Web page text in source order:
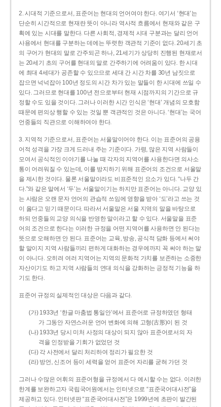
2. 시대적 기준으로서, 표준어는 현대의 언어여야 한다. 여기서 ‘현대’는
단순히 시간적으로 현재란 뜻이 아니라 역사적 흐름에서 현재와 같은 구
획에 있는 시대를 말한다. 다른 사회적, 경제적 시대 구분과는 달리 언어
사용에서 현대를 구분하는 데에는 뚜렷한 객관적 기준이 없다. 20세기 초
의 구어가 현대의 말로 간주되곤 하나, 21세기가 상당히 진행된 현재로서
는 20세기 초의 구어를 현대의 말로 간주하기에 어려움이 있다. 한 시대
에 최대 4세대가 공존할 수 있으므로 세대 간 시간 차를 30년 남짓으로
잡으면 넉넉잡아 100년 정도의 시간 차가 있는 말들이 한 시대에 쓰일 수
있다. 그러므로 현대를 100년 전으로부터 현재 시점까지의 기간으로 규
정할 수도 있을 것이다. 그러나 이러한 시간 인식은 ‘현대’ 개념의 모호함
때문에 편의상 행할 수 있는 것일 뿐 객관적인 것은 아니다. ‘현대’는 국어
언중들의 직관으로 이해하여야 한다.
3. 지역적 기준으로서, 표준어는 서울말이어야 한다. 이는 표준어의 공용
어적 성격을 가장 크게 드러내 주는 기준이다. 가령, 많은 지역 사람들이
모여서 공식적인 이야기를 나눌 때 각자의 지역어를 사용한다면 의사소
통이 어려워질 수 있는데, 이를 방지하기 위해 표준어의 조건으로 서울말
을 제시한 것이다. 물론 서울말이라도 비표준적인 요소가 있다. “나두 간
다.”와 같은 말에서 ‘두’는 서울말이기는 하지만 표준어는 아니다. 교양 있
는 사람은 오랜 문자 언어의 관습적 쓰임에 영향을 받아 ‘도’라고 쓰는 것
이 옳다고 믿기 때문이다. 따라서 서울말은 서울 지역의 말을 바탕으로
하되 언중들의 교양 의식을 반영한 말이라고 할 수 있다. 서울말을 표준
어의 조건으로 한다는 이러한 규정을 어떤 지역어를 사용하면 안 된다는
뜻으로 오해하면 안 된다. 표준어는 교육, 방송, 공식적 담화 등에서 써야
할 말이지 지역 사람들끼리 편하게 대화하는 경우에까지 꼭 써야 하는 말
이 아니다. 오히려 여러 지역어는 지역의 문화적 가치를 보존하는 소중한
자산이기도 하고 지역 사람들의 연대 의식을 강화하는 긍정적 기능을 하
기도 한다.
표준어 규정의 실제적인 대상은 다음과 같다.
(가) 1933년 ‘한글 마춤법 통일안’에서 표준어로 규정하였던 형태
가 그동안 자연스러운 언어 변화에 의해 고형(古形)이 된 것
(나) 1933년 당시 미처 사정의 대상이 되지 않아 표준어로서의 자
격을 인정받을 기회가 없었던 것
(다) 각 사전에서 달리 처리하여 정리가 필요한 것
(라) 방언, 신조어 등이 세력을 얻어 표준어 자리를 굳혀 가던 것
그러나 수많은 어휘의 표준어형을 규정에서 다 예시할 수는 없다. 이러한
한계를 보완하고자 국립국어원에서는 인터넷으로 “표준국어대사전”을
제공하고 있다. 인터넷판 “표준국어대사전”은 1999년에 초판이 발간된